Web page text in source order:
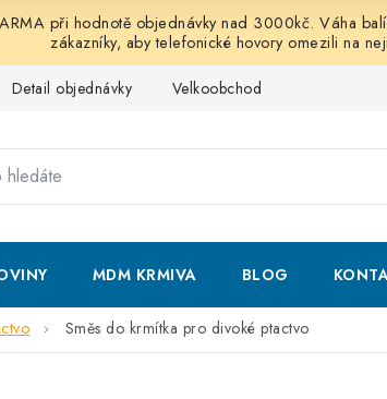
při hodnotě objednávky nad 3000kč. Váha
zákazníky, aby telefonické hovory omezili na
Detail objednávky Velkoobchod
MDM KRMIVA BLOG
Směs do krmítka pro divoké ptactvo